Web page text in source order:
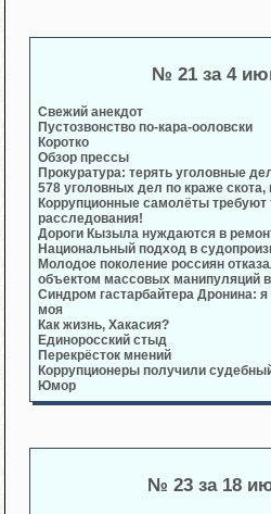
№ 21 за 4
Свежий анекдот
Пустозвонство по-кара-ооловски
Коротко
Обзор прессы
Прокуратура: терять уголовные
578 уголовных дел по краже
Коррупционные самолёты требуют
расследования!
Дороги Кызыла нуждаются в
Национальный подход в
Молодое поколение россиян
объектом массовых манипуляций
Синдром гастарбайтера Дронина:
моя
Как жизнь, Хакасия?
Единоросский стыд
Перекрёсток мнений
Коррупционеры получили
Юмор
№ 23 за 18